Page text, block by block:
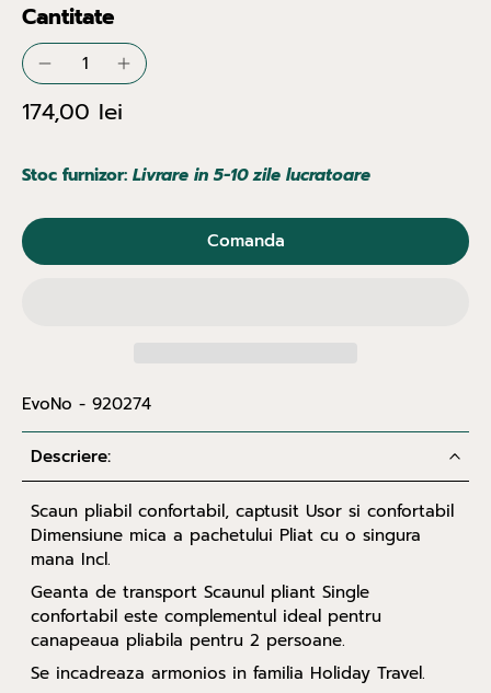
Cantitate
174,00 lei
Comanda
Stoc furnizor: Livrare in 5-10 zile lucratoare
EvoNo - 920274
Descriere:
Scaun pliabil confortabil, captusit Usor si confortabil
Dimensiune mica a pachetului Pliat cu o singura
mana Incl.
Geanta de transport Scaunul pliant Single
confortabil este complementul ideal pentru
canapeaua pliabila pentru 2 persoane.
Se incadreaza armonios in familia Holiday Travel.